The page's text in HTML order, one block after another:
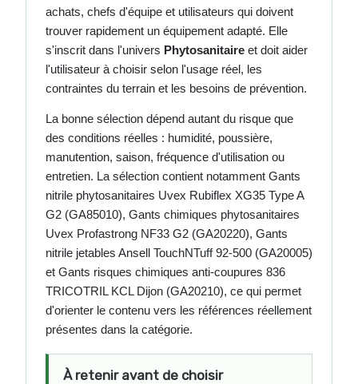
achats, chefs d'équipe et utilisateurs qui doivent
trouver rapidement un équipement adapté. Elle
s'inscrit dans l'univers Phytosanitaire et doit aider
l'utilisateur à choisir selon l'usage réel, les
contraintes du terrain et les besoins de prévention.
La bonne sélection dépend autant du risque que
des conditions réelles : humidité, poussière,
manutention, saison, fréquence d'utilisation ou
entretien. La sélection contient notamment Gants
nitrile phytosanitaires Uvex Rubiflex XG35 Type A
G2 (GA85010), Gants chimiques phytosanitaires
Uvex Profastrong NF33 G2 (GA20220), Gants
nitrile jetables Ansell TouchNTuff 92-500 (GA20005)
et Gants risques chimiques anti-coupures 836
TRICOTRIL KCL Dijon (GA20210), ce qui permet
d'orienter le contenu vers les références réellement
présentes dans la catégorie.
À retenir avant de choisir